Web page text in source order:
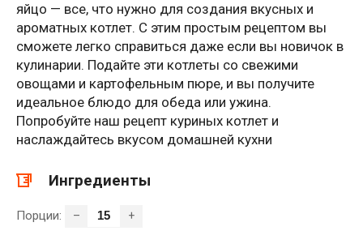
яйцо — все, что нужно для создания вкусных и
ароматных котлет. С этим простым рецептом вы
сможете легко справиться даже если вы новичок в
кулинарии. Подайте эти котлеты со свежими
овощами и картофельным пюре, и вы получите
идеальное блюдо для обеда или ужина.
Попробуйте наш рецепт куриных котлет и
наслаждайтесь вкусом домашней кухни
Ингредиенты
Порции: – +